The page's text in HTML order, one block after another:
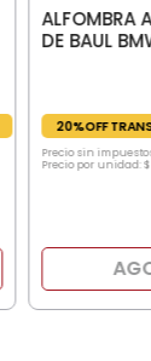
ALFOMBRA
DE BAUL
20%OFF
Precio sin
Precio por unidad:$